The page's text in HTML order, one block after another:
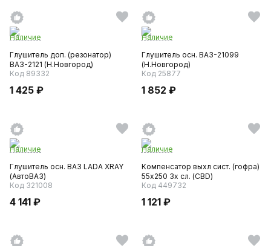
Наличие
Глушитель доп. (резонатор)
ВАЗ-2121 (Н.Новгород)
Код 89332
1 425 ₽
Наличие
Глушитель осн. ВАЗ-21099
(Н.Новгород)
Код 25877
1 852 ₽
Наличие
Глушитель осн. ВАЗ LADA XRAY
(АвтоВАЗ)
Код 321008
4 141 ₽
Наличие
Компенсатор выхл сист. (гофра)
55x250 3х сл. (CBD)
Код 449732
1 121 ₽